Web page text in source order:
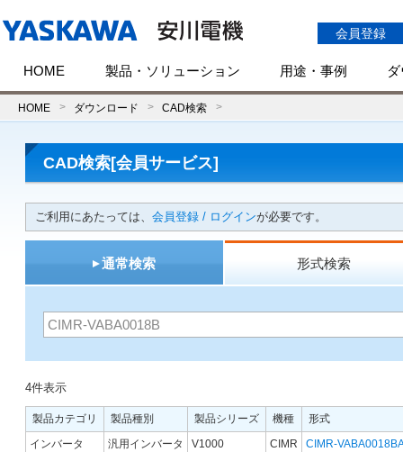
会員登録
HOME 製品・ソリューション 用途・事例
HOME ダウンロード CAD検索
CAD検索[会員サービス]
ご利用にあたっては、 会員登録 / ログインが必要です。
通常検索 形式検索
4件表示
製品カテゴリ 製品種別 製品シリーズ 機種
形式
インバータ
汎用インバータ V1000 CIMR
CIMR-